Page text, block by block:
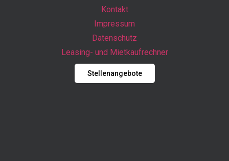
Kontakt
Impressum
Datenschutz
Leasing- und Mietkaufrechner
Stellenangebote